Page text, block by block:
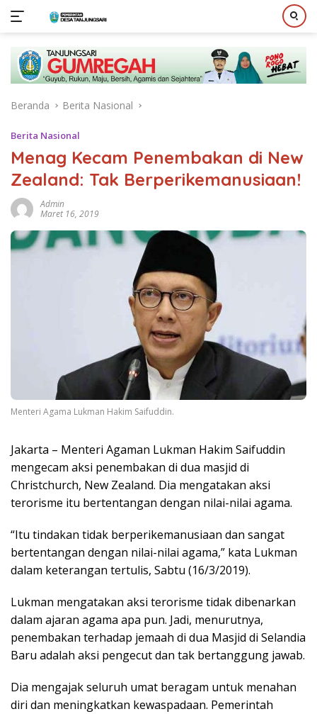
konten
Beranda Berita Nasional
Berita Nasional
Menag Kecam Penembakan di New
Zealand: Tak Berperikemanusiaan!
Admin
Maret 16, 2019
Menteri Agama Lukman Hakim Saifuddin.
Jakarta – Menteri Agaman Lukman Hakim Saifuddin
mengecam aksi penembakan di dua masjid di
Christchurch, New Zealand. Dia mengatakan aksi
terorisme itu bertentangan dengan nilai-nilai agama.
“Itu tindakan tidak berperikemanusiaan dan sangat
bertentangan dengan nilai-nilai agama,” kata Lukman
dalam keterangan tertulis, Sabtu (16/3/2019).
Lukman mengatakan aksi terorisme tidak dibenarkan
dalam ajaran agama apa pun. Jadi, menurutnya,
penembakan terhadap jemaah di dua Masjid di Selandia
Baru adalah aksi pengecut dan tak bertanggung jawab.
Dia mengajak seluruh umat beragam untuk menahan
diri dan meningkatkan kewaspadaan. Pemerintah